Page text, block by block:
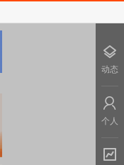
动态
个人